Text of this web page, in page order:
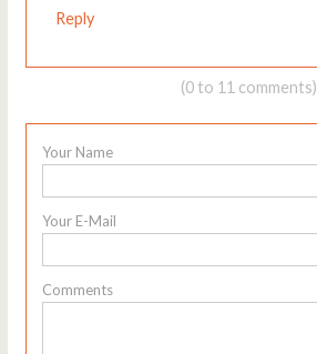
Reply
(0 to 11 comments)
Your Name
Your E-Mail
Comments